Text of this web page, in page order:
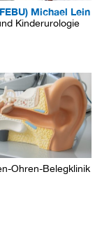
Michael Lein
Kinderurologie
Ohren-Belegklinik